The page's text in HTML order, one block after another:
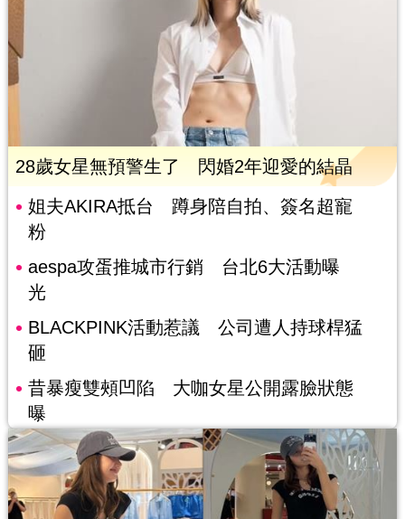
28歲女星無預警生了 閃婚2年迎愛的結晶
姐夫AKIRA抵台 蹲身陪自拍、簽名超寵
粉
aespa攻蛋推城市行銷 台北6大活動曝
光
BLACKPINK活動惹議 公司遭人持球桿猛
砸
昔暴瘦雙頰凹陷 大咖女星公開露臉狀態
曝